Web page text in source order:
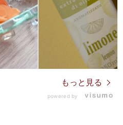
もっと見る
powered by